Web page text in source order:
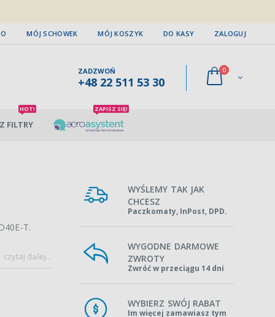
MÓJ SCHOWEK MÓJ KOSZYK DO KASY ZALOGUJ
ZADZWOŃ
+48 22 511 53 30
0
FILTRY
HOT! ZAPISZ SIĘ!
T.
czytaj dalej...
WYŚLEMY TAK JAK
CHCESZ
Paczkomaty, InPost, DPD.
WYGODNE DARMOWE
ZWROTY
Zwróć w przeciągu 14 dni
WYBIERZ SWÓJ RABAT
Im więcej zamawiasz tym